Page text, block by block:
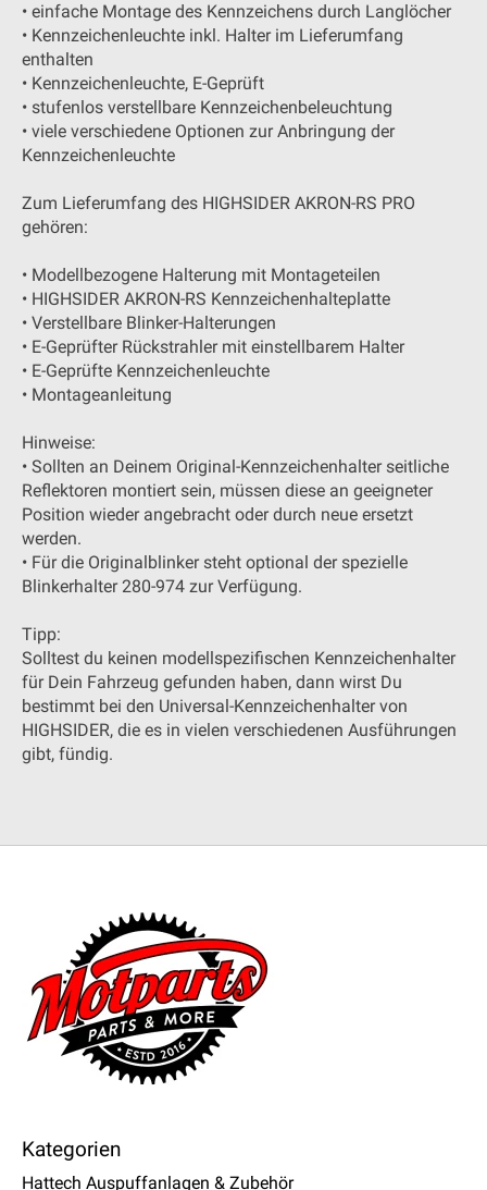
• einfache Montage des Kennzeichens durch Langlöcher
• Kennzeichenleuchte inkl. Halter im Lieferumfang
enthalten
• Kennzeichenleuchte, E-Geprüft
• stufenlos verstellbare Kennzeichenbeleuchtung
• viele verschiedene Optionen zur Anbringung der
Kennzeichenleuchte
Zum Lieferumfang des HIGHSIDER AKRON-RS PRO
gehören:
• Modellbezogene Halterung mit Montageteilen
• HIGHSIDER AKRON-RS Kennzeichenhalteplatte
• Verstellbare Blinker-Halterungen
• E-Geprüfter Rückstrahler mit einstellbarem Halter
• E-Geprüfte Kennzeichenleuchte
• Montageanleitung
Hinweise:
• Sollten an Deinem Original-Kennzeichenhalter seitliche
Reflektoren montiert sein, müssen diese an geeigneter
Position wieder angebracht oder durch neue ersetzt
werden.
• Für die Originalblinker steht optional der spezielle
Blinkerhalter 280-974 zur Verfügung.
Tipp:
Solltest du keinen modellspezifischen Kennzeichenhalter
für Dein Fahrzeug gefunden haben, dann wirst Du
bestimmt bei den Universal-Kennzeichenhalter von
HIGHSIDER, die es in vielen verschiedenen Ausführungen
gibt, fündig.
Kategorien
Hattech Auspuffanlagen & Zubehör